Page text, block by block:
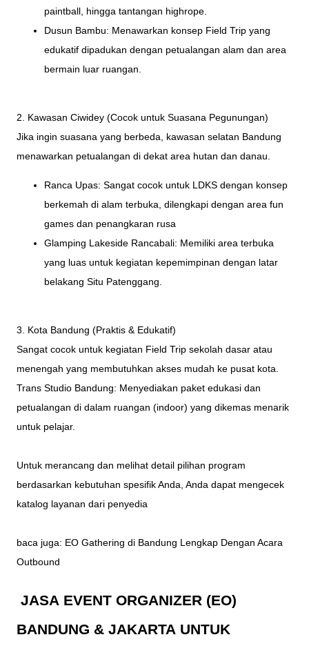
paintball, hingga tantangan highrope.
Dusun Bambu: Menawarkan konsep Field Trip yang
edukatif dipadukan dengan petualangan alam dan area
bermain luar ruangan.
2. Kawasan Ciwidey (Cocok untuk Suasana Pegunungan)
Jika ingin suasana yang berbeda, kawasan selatan Bandung
menawarkan petualangan di dekat area hutan dan danau.
Ranca Upas: Sangat cocok untuk LDKS dengan konsep
berkemah di alam terbuka, dilengkapi dengan area fun
games dan penangkaran rusa
Glamping Lakeside Rancabali: Memiliki area terbuka
yang luas untuk kegiatan kepemimpinan dengan latar
belakang Situ Patenggang.
3. Kota Bandung (Praktis & Edukatif)
Sangat cocok untuk kegiatan Field Trip sekolah dasar atau
menengah yang membutuhkan akses mudah ke pusat kota.
Trans Studio Bandung: Menyediakan paket edukasi dan
petualangan di dalam ruangan (indoor) yang dikemas menarik
untuk pelajar.
Untuk merancang dan melihat detail pilihan program
berdasarkan kebutuhan spesifik Anda, Anda dapat mengecek
katalog layanan dari penyedia
baca juga: EO Gathering di Bandung Lengkap Dengan Acara
Outbound
JASA EVENT ORGANIZER (EO)
BANDUNG & JAKARTA UNTUK